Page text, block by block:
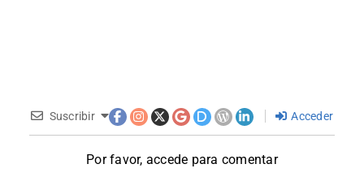
Suscribir Acceder
Por favor, accede para comentar